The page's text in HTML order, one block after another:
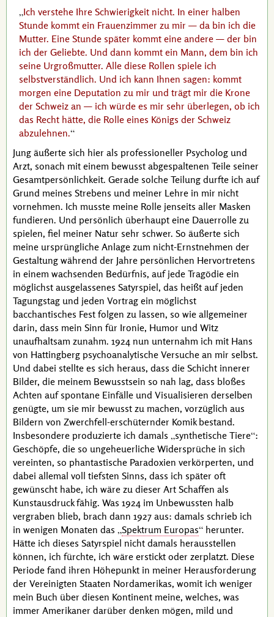
Ich verstehe Ihre Schwierigkeit nicht. In einer halben
Stunde kommt ein Frauenzimmer zu mir — da bin ich die
Mutter. Eine Stunde später kommt eine andere — der bin
ich der Geliebte. Und dann kommt ein Mann, dem bin ich
seine Urgroßmutter. Alle diese Rollen spiele ich
selbstverständlich. Und ich kann Ihnen sagen: kommt
morgen eine Deputation zu mir und trägt mir die Krone
der Schweiz an — ich würde es mir sehr überlegen, ob ich
das Recht hätte, die Rolle eines Königs der Schweiz
abzulehnen.
Jung äußerte sich hier als professioneller Psycholog und
Arzt, sonach mit einem bewusst abgespaltenen Teile seiner
Gesamtpersönlichkeit. Gerade solche Teilung durfte ich auf
Grund meines Strebens und meiner Lehre in mir nicht
vornehmen. Ich musste meine Rolle jenseits aller Masken
fundieren. Und persönlich überhaupt eine Dauerrolle zu
spielen, fiel meiner Natur sehr schwer. So äußerte sich
meine ursprüngliche Anlage zum nicht-Ernstnehmen der
Gestaltung während der Jahre persönlichen Hervortretens
in einem wachsenden Bedürfnis, auf jede Tragödie ein
möglichst ausgelassenes Satyrspiel, das heißt auf jeden
Tagungstag und jeden Vortrag ein möglichst
bacchantisches Fest folgen zu lassen, so wie allgemeiner
darin, dass mein Sinn für Ironie, Humor und Witz
unaufhaltsam zunahm. 1924 nun unternahm ich mit Hans
von Hattingberg psychoanalytische Versuche an mir selbst.
Und dabei stellte es sich heraus, dass die Schicht innerer
Bilder, die meinem Bewusstsein so nah lag, dass bloßes
Achten auf spontane Einfälle und Visualisieren derselben
genügte, um sie mir bewusst zu machen, vorzüglich aus
Bildern von Zwerchfell-erschüternder Komik bestand.
Insbesondere produzierte ich damals
synthetische Tiere :
Geschöpfe, die so ungeheuerliche Widersprüche in sich
vereinten, so phantastische Paradoxien verkörperten, und
dabei allemal voll tiefsten Sinns, dass ich später oft
gewünscht habe, ich wäre zu dieser Art Schaffen als
Kunstausdruck fähig. Was 1924 im Unbewussten halb
vergraben blieb, brach dann 1927 aus: damals schrieb ich
in wenigen Monaten das Spektrum Europas
herunter.
Hätte ich dieses Satyrspiel nicht damals herausstellen
können, ich fürchte, ich wäre erstickt oder zerplatzt. Diese
Periode fand ihren Höhepunkt in meiner Herausforderung
der Vereinigten Staaten Nordamerikas, womit ich weniger
mein Buch über diesen Kontinent meine, welches, was
immer Amerikaner darüber denken mögen, mild und